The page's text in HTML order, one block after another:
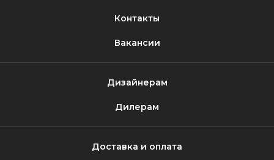
Контакты
Вакансии
Дизайнерам
Дилерам
Доставка и оплата